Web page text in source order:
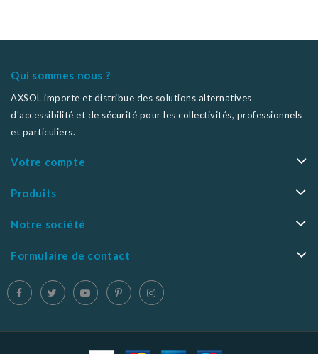
Qui sommes nous ?
AXSOL importe et distribue des solutions alternatives
d'accessibilité et de sécurité pour les collectivités, professionnels
et particuliers.
Votre compte
Produits
Notre société
Formulaire de contact